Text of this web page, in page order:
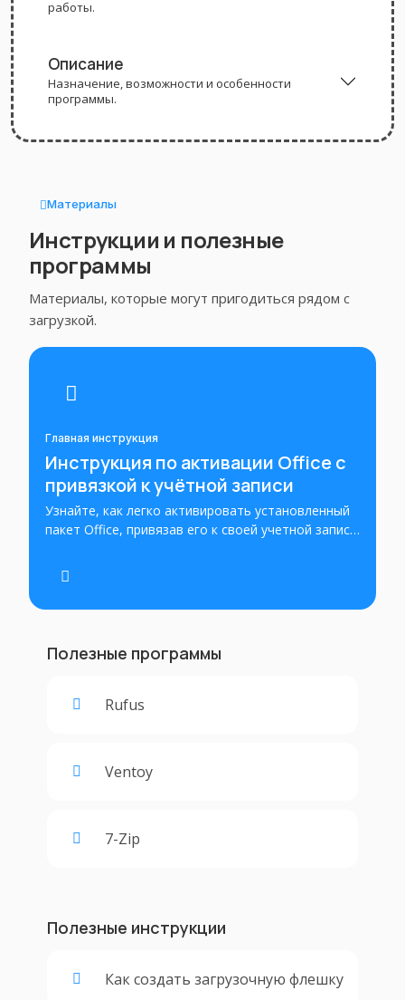
работы.
Описание
Назначение, возможности и особенности
программы.
Материалы
Инструкции и полезные
программы
Материалы, которые могут пригодиться рядом с
загрузкой.
Главная инструкция
Инструкция по активации Office с
привязкой к учётной записи
Узнайте, как легко активировать установленный
пакет Office, привязав его к своей учетной записи
успешно активировать Office и получить полный
доступ ко всем его функциям.
Полезные программы
Rufus
Ventoy
7-Zip
Полезные инструкции
Как создать загрузочную флешку